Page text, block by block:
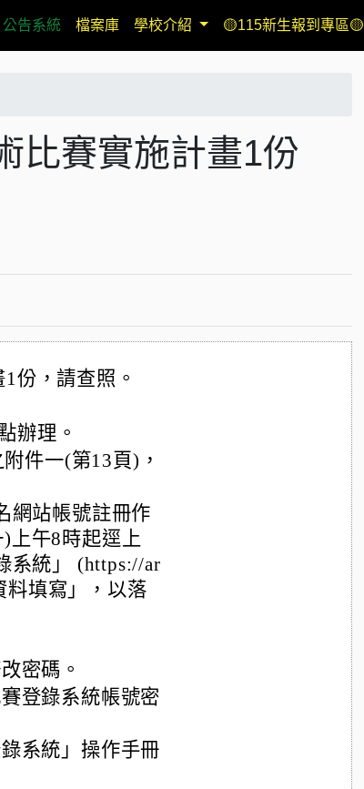
公告系統 檔案庫 學校介紹 🟡115新生報到專區🟡
比賽實施計畫1份
份，請查照。
辦理。
件一(第13頁)，
網站帳號註冊作
上午8時起逕上
系統」 (https://ar
料填寫」，以落
密碼。
登錄系統帳號密
系統」操作手冊